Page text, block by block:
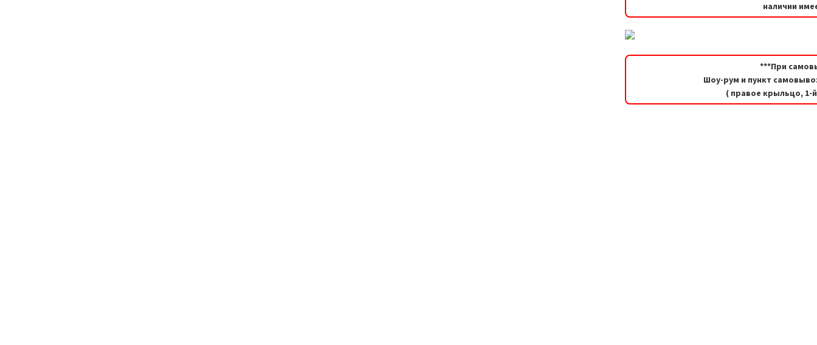
наличии
***При
Шоу-рум и пункт
( правое крыльцо,